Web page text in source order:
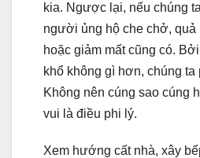
kia. Ngược lại, nếu chúng
người ủng hộ che chở, quả
hoặc giảm mất cũng có.
khổ không gì hơn, chúng ta
Không nên cúng sao cúng
vui là điều phi lý.
Xem hướng cất nhà, xây